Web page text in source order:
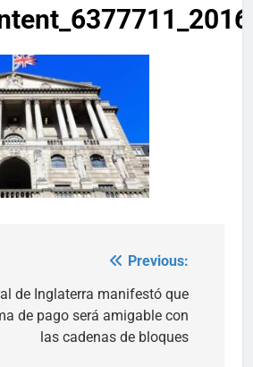
Previous:
de Inglaterra manifestó que
de pago será amigable con
las cadenas de bloques